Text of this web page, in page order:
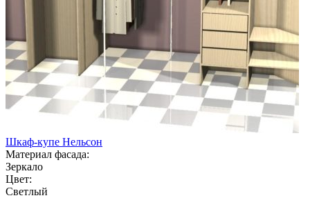
Шкаф-купе Нельсон
Материал фасада:
Зеркало
Цвет:
Светлый